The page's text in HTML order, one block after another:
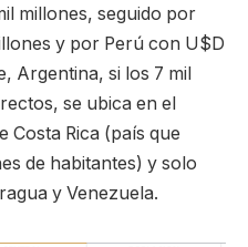
millones, seguido por
y por Perú con U$D
Argentina, si los 7 mil
se ubica en el
Costa Rica (país que
de habitantes) y solo
y Venezuela.